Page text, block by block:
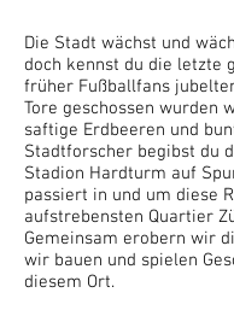
Die Stadt wächst und
doch kennst du die letzte
früher Fußballfans
Tore geschossen wurden
saftige Erdbeeren und
Stadtforscher begibst du
Stadion Hardturm auf
passiert in und um diese
aufstrebensten Quartier
Gemeinsam erobern wir
wir bauen und spielen
diesem Ort.